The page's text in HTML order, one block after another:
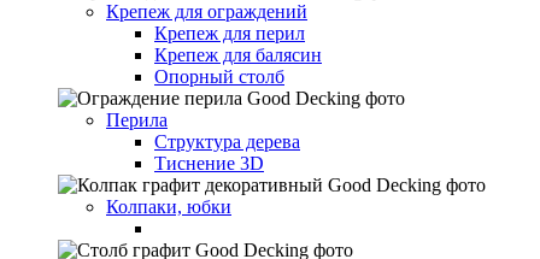
Крепеж для ограждений
Крепеж для перил
Крепеж для балясин
Опорный столб
Перила
Структура дерева
Тиснение 3D
Колпаки, юбки